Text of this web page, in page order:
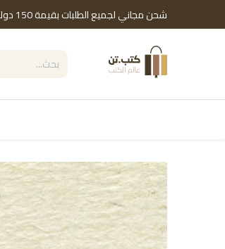
شحن مجاني لجميع الطلبات بقيمة 150 دولارًا